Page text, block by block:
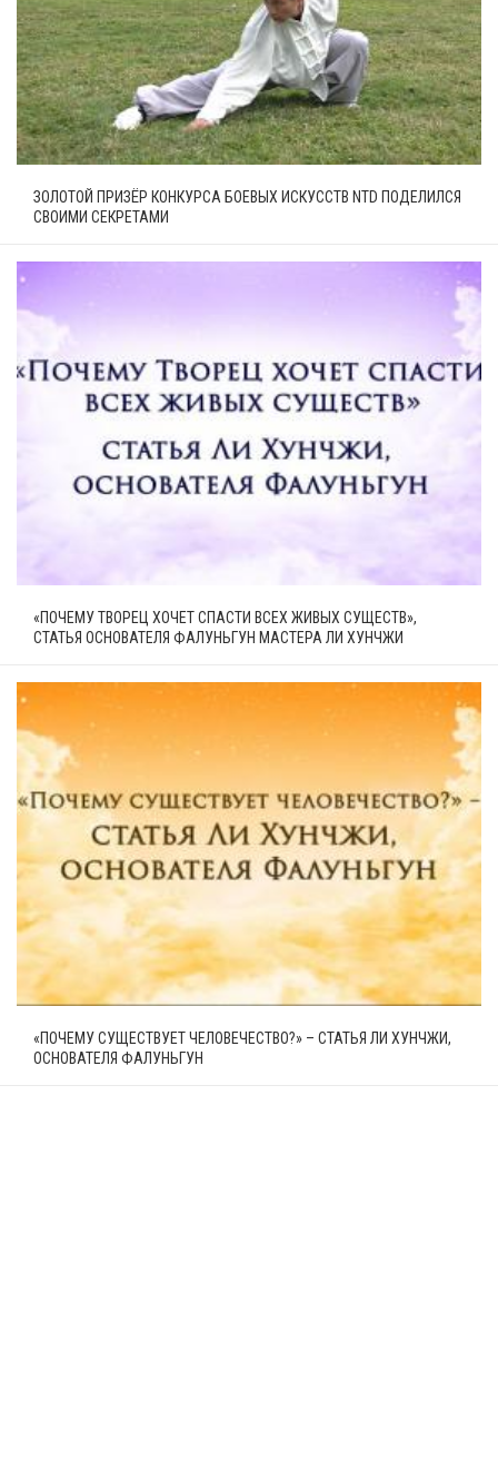
ЗОЛОТОЙ ПРИЗЁР КОНКУРСА БОЕВЫХ ИСКУССТВ NTD ПОДЕЛИЛСЯ
СВОИМИ СЕКРЕТАМИ
«ПОЧЕМУ ТВОРЕЦ ХОЧЕТ СПАСТИ ВСЕХ ЖИВЫХ СУЩЕСТВ»,
СТАТЬЯ ОСНОВАТЕЛЯ ФАЛУНЬГУН МАСТЕРА ЛИ ХУНЧЖИ
«ПОЧЕМУ СУЩЕСТВУЕТ ЧЕЛОВЕЧЕСТВО?» – СТАТЬЯ ЛИ ХУНЧЖИ,
ОСНОВАТЕЛЯ ФАЛУНЬГУН